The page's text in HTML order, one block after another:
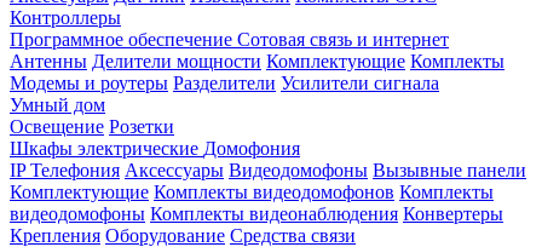
Контроллеры
Программное обеспечение Сотовая связь и интернет
Антенны Делители мощности Комплектующие Комплекты
Модемы и роутеры Разделители Усилители сигнала
Умный дом
Освещение Розетки
Шкафы электрические Домофония
IP Телефония Аксессуары Видеодомофоны Вызывные панели
Комплектующие Комплекты видеодомофонов Комплекты
видеодомофоны Комплекты видеонаблюдения Конвертеры
Крепления Оборудование Средства связи